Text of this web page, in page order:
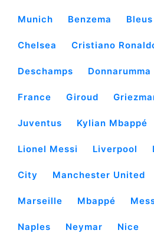
Munich Benzema Bleus
Chelsea Cristiano
Deschamps Donnarumma
France Giroud
Juventus Kylian Mbappé
Lionel Messi Liverpool
City Manchester United
Marseille Mbappé
Naples Neymar Nice